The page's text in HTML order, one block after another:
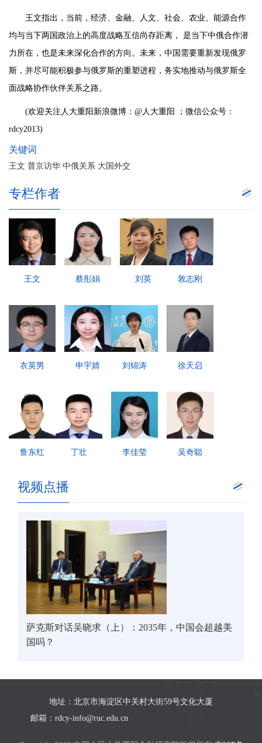
王文指出，当前，经济、金融、人文、社会、农业、能源合作
均与当下两国政治上的高度战略互信尚存距离， 是当下中俄合作潜
力所在，也是未来深化合作的方向。未来，中国需要重新发现俄罗
斯，并尽可能积极参与俄罗斯的重塑进程，务实地推动与俄罗斯全
面战略协作伙伴关系之路。
(欢迎关注人大重阳新浪微博：@人大重阳 ；微信公众号：
rdcy2013)
关键词
王文 普京访华 中俄关系 大国外交
专栏作者
王文 蔡彤娟 刘英 敦志刚
衣英男 申宇婧 刘锦涛 徐天启
鲁东红 丁壮 李佳莹 吴奇聪
视频点播
萨克斯对话吴晓求（上）：2035年，中国会超越美
国吗？
地址：北京市海淀区中关村大街59号文化大厦
邮箱：rdcy-info@ruc.edu.cn